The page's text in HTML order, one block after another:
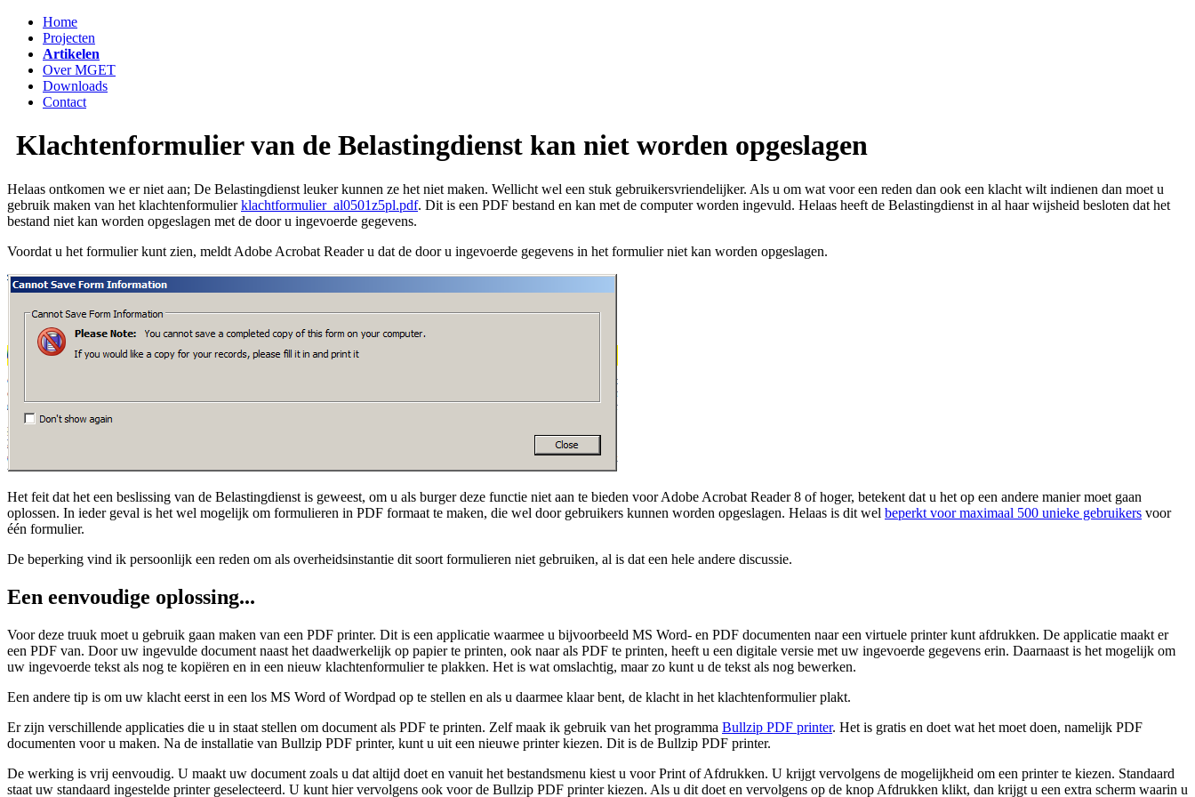
Home
Projecten
Artikelen
Over MGET
Downloads
Contact
Klachtenformulier van de Belastingdienst kan niet worden opgeslagen
Helaas ontkomen we er niet aan; De Belastingdienst leuker kunnen ze het niet maken. Wellicht wel een stuk gebruikersvriendelijker. Als u om wat voor een reden dan ook een klacht wilt indienen dan moet u
gebruik maken van het klachtenformulierklachtformulier_al0501z5pl.pdf. Dit is een PDF bestand en kan met de computer worden ingevuld. Helaas heeft de Belastingdienst in al haar wijsheid besloten dat het
bestand niet kan worden opgeslagen met de door u ingevoerde gegevens.
Voordat u het formulier kunt zien, meldt Adobe Acrobat Reader u dat de door u ingevoerde gegevens in het formulier niet kan worden opgeslagen.
Het feit dat het een beslissing van de Belastingdienst is geweest, om u als burger deze functie niet aan te bieden voor Adobe Acrobat Reader 8 of hoger, betekent dat u het op een andere manier moet gaan
oplossen. In ieder geval is het wel mogelijk om formulieren in PDF formaat te maken, die wel door gebruikers kunnen worden opgeslagen. Helaas is dit wel beperkt voor maximaal 500 unieke gebruikers voor
één formulier.
De beperking vind ik persoonlijk een reden om als overheidsinstantie dit soort formulieren niet gebruiken, al is dat een hele andere discussie.
Een eenvoudige oplossing...
Voor deze truuk moet u gebruik gaan maken van een PDF printer. Dit is een applicatie waarmee u bijvoorbeeld MS Word- en PDF documenten naar een virtuele printer kunt afdrukken. De applicatie maakt er
een PDF van. Door uw ingevulde document naast het daadwerkelijk op papier te printen, ook naar als PDF te printen, heeft u een digitale versie met uw ingevoerde gegevens erin. Daarnaast is het mogelijk om
uw ingevoerde tekst als nog te kopiëren en in een nieuw klachtenformulier te plakken. Het is wat omslachtig, maar zo kunt u de tekst als nog bewerken.
Een andere tip is om uw klacht eerst in een los MS Word of Wordpad op te stellen en als u daarmee klaar bent, de klacht in het klachtenformulier plakt.
Er zijn verschillende applicaties die u in staat stellen om document als PDF te printen. Zelf maak ik gebruik van het programma Bullzip PDF printer. Het is gratis en doet wat het moet doen, namelijk PDF
documenten voor u maken. Na de installatie van Bullzip PDF printer, kunt u uit een nieuwe printer kiezen. Dit is de Bullzip PDF printer.
De werking is vrij eenvoudig. U maakt uw document zoals u dat altijd doet en vanuit het bestandsmenu kiest u voor Print of Afdrukken. U krijgt vervolgens de mogelijkheid om een printer te kiezen. Standaard
staat uw standaard ingestelde printer geselecteerd. U kunt hier vervolgens ook voor de Bullzip PDF printer kiezen. Als u dit doet en vervolgens op de knop Afdrukken klikt, dan krijgt u een extra scherm waarin u